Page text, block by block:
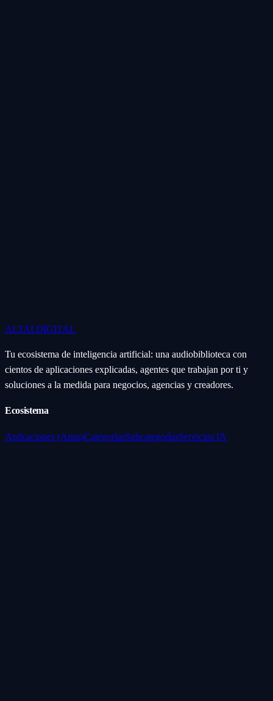
ALTAI DIGITAL
Tu ecosistema de inteligencia artificial: una audiobiblioteca con
cientos de aplicaciones explicadas, agentes que trabajan por ti y
soluciones a la medida para negocios, agencias y creadores.
Ecosistema
Aplicaciones (Apps)CategoríasSubcategoríasServicios IA